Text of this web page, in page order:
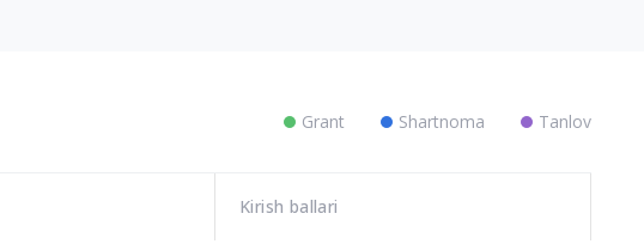
Grant Shartnoma Tanlov
Kirish ballari